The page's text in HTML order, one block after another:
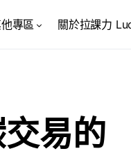
專區 關於拉課力
易的